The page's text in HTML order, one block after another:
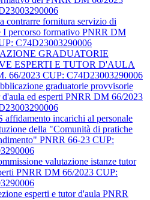
contrarre fornitura servizio di
I percorso formativo PNRR DM
C74D23003290006
GRADUATORIE
ESPERTI E TUTOR D'AULA
66/2023 CUP: C74D23003290006
graduatorie provvisorie
ed esperti PNRR DM 66/2023
affidamento incarichi al personale
della "Comunità di pratiche
PNRR 66-23 CUP:
valutazione istanze tutor
PNRR DM 66/2023 CUP:
esperti e tutor d'aula PNRR